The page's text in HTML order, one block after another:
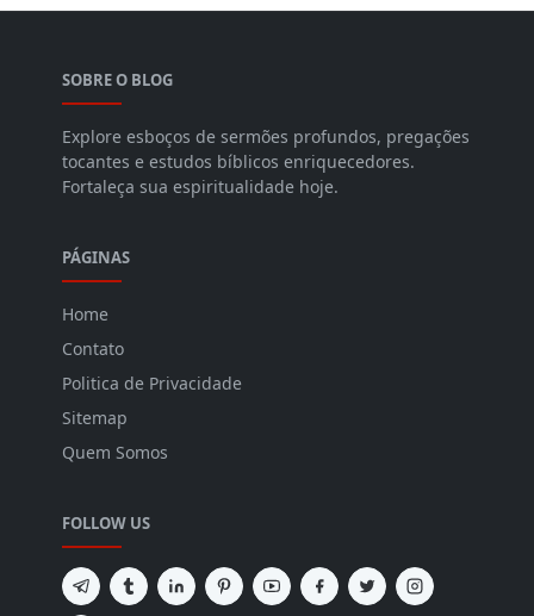
SOBRE O BLOG
Explore esboços de sermões profundos, pregações
tocantes e estudos bíblicos enriquecedores.
Fortaleça sua espiritualidade hoje.
PÁGINAS
Home
Contato
Politica de Privacidade
Sitemap
Quem Somos
FOLLOW US